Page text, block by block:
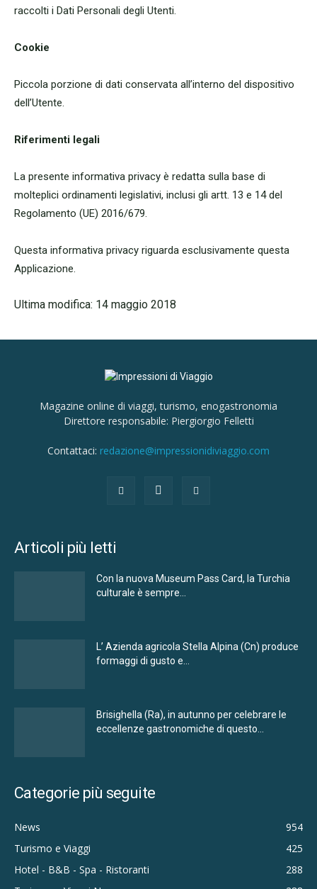
raccolti i Dati Personali degli Utenti.
Cookie
Piccola porzione di dati conservata all’interno del dispositivo
dell’Utente.
Riferimenti legali
La presente informativa privacy è redatta sulla base di
molteplici ordinamenti legislativi, inclusi gli artt. 13 e 14 del
Regolamento (UE) 2016/679.
Questa informativa privacy riguarda esclusivamente questa
Applicazione.
Ultima modifica: 14 maggio 2018
Magazine online di viaggi, turismo, enogastronomia
Direttore responsabile: Piergiorgio Felletti
Contattaci: redazione@impressionidiviaggio.com
Articoli più letti
Con la nuova Museum Pass Card, la Turchia
culturale è sempre...
L’ Azienda agricola Stella Alpina (Cn) produce
formaggi di gusto e...
Brisighella (Ra), in autunno per celebrare le
eccellenze gastronomiche di questo...
Categorie più seguite
News
954
Turismo e Viaggi
425
Hotel - B&B - Spa - Ristoranti
288